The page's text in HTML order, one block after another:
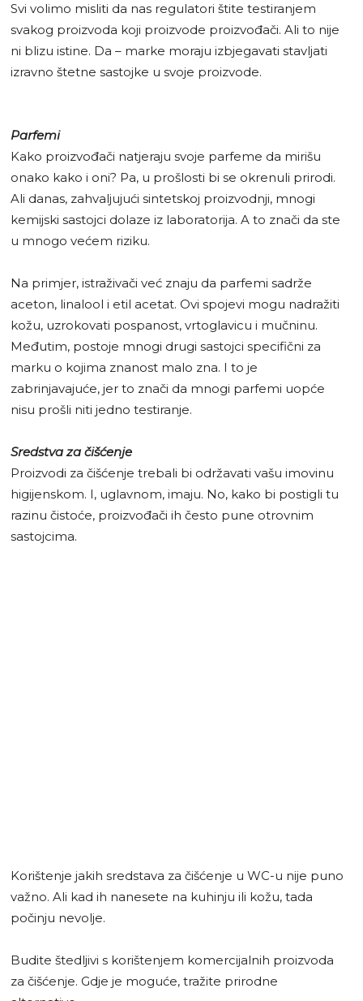
Svi volimo misliti da nas regulatori štite testiranjem
svakog proizvoda koji proizvode proizvođači. Ali to nije
ni blizu istine. Da – marke moraju izbjegavati stavljati
izravno štetne sastojke u svoje proizvode.
Parfemi
Kako proizvođači natjeraju svoje parfeme da mirišu
onako kako i oni? Pa, u prošlosti bi se okrenuli prirodi.
Ali danas, zahvaljujući sintetskoj proizvodnji, mnogi
kemijski sastojci dolaze iz laboratorija. A to znači da ste
u mnogo većem riziku.
Na primjer, istraživači već znaju da parfemi sadrže
aceton, linalool i etil acetat. Ovi spojevi mogu nadražiti
kožu, uzrokovati pospanost, vrtoglavicu i mučninu.
Međutim, postoje mnogi drugi sastojci specifični za
marku o kojima znanost malo zna. I to je
zabrinjavajuće, jer to znači da mnogi parfemi uopće
nisu prošli niti jedno testiranje.
Sredstva za čišćenje
Proizvodi za čišćenje trebali bi održavati vašu imovinu
higijenskom. I, uglavnom, imaju. No, kako bi postigli tu
razinu čistoće, proizvođači ih često pune otrovnim
sastojcima.
Korištenje jakih sredstava za čišćenje u WC-u nije puno
važno. Ali kad ih nanesete na kuhinju ili kožu, tada
počinju nevolje.
Budite štedljivi s korištenjem komercijalnih proizvoda
za čišćenje. Gdje je moguće, tražite prirodne